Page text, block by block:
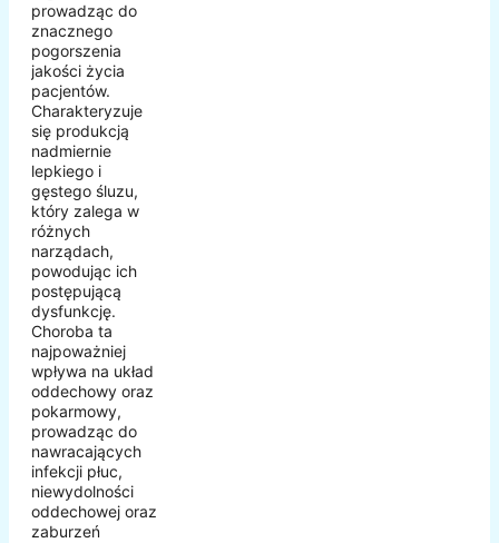
prowadząc do
znacznego
pogorszenia
jakości życia
pacjentów.
Charakteryzuje
się produkcją
nadmiernie
lepkiego i
gęstego śluzu,
który zalega w
różnych
narządach,
powodując ich
postępującą
dysfunkcję.
Choroba ta
najpoważniej
wpływa na układ
oddechowy oraz
pokarmowy,
prowadząc do
nawracających
infekcji płuc,
niewydolności
oddechowej oraz
zaburzeń